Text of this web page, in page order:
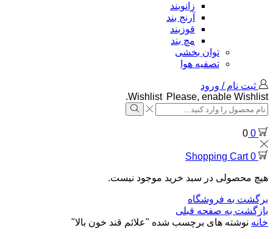
زانوبند
آرنج بند
قوزبند
مچ بند
توان بخشی
تصفیه هوا
ثبت نام / ورود
Wishlist Please, enable Wishlist.
Search
input
Search
0
0
0
Shopping Cart
هیچ محصولی در سبد خرید موجود نیست.
برگشت به فروشگاه
بازگشت به صفحه قبلی
خانه نوشته های برچسب شده "علائم قند خون بالا"